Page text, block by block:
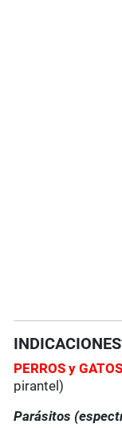
PERROSy GATOS
pirantel)
Parásitos